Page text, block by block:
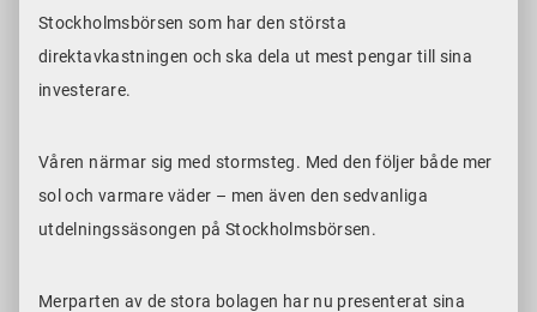
Stockholmsbörsen som har den största
direktavkastningen och ska dela ut mest pengar till sina
investerare.
Våren närmar sig med stormsteg. Med den följer både mer
sol och varmare väder – men även den sedvanliga
utdelningssäsongen på Stockholmsbörsen.
Merparten av de stora bolagen har nu presenterat sina